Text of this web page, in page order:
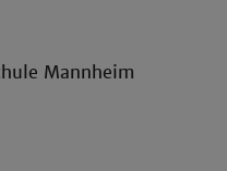
Mannheim